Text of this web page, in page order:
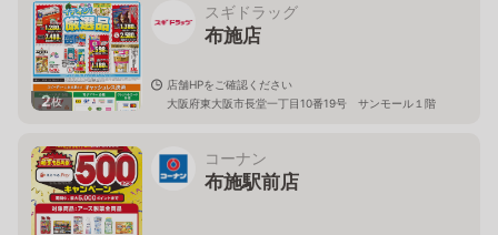
2枚
スギドラッグ
布施店
店舗HPをご確認ください
大阪府東大阪市長堂一丁目10番19号 サンモール１階
コーナン
布施駅前店